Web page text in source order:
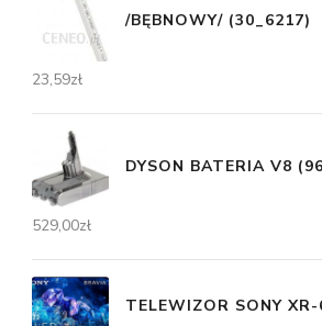
/BĘBNOWY/ (30_6217)
23,59zł
DYSON BATERIA V8
529,00zł
TELEWIZOR SONY